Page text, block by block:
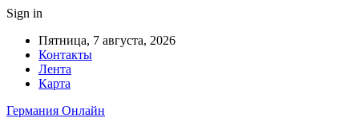
Sign in
Пятница, 7 августа, 2026
Контакты
Лента
Карта
Германия Онлайн